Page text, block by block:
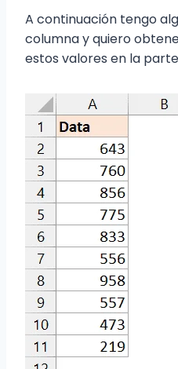
A continuación tengo
columna y quiero
estos valores en la